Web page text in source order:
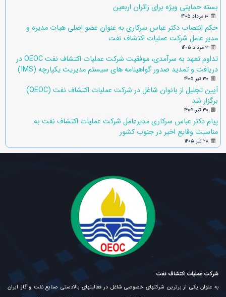
بسته حمایتی ویژه برای زائران اربعین
۱۰ مرداد ۱۴۰۵
حکم انتصاب دکتر عباس سرکاری به عنوان عضو اصلی هیات مدیره و
مدیر عامل شرکت عملیات اکتشاف نفت
۳ مرداد ۱۴۰۵
تداوم تعهد به سرآمدی، موفقیت شرکت عملیات اکتشاف نفت OEOC در
دریافت و تمدید صدور گواهینامه های سیستم مدیریت یکپارچه (IMS)
۳۰ تیر ۱۴۰۵
آیین تجلیل از بانوان شاغل در شرکت عملیات اکتشاف نفت (OEOC)
برگزار شد
۳۰ تیر ۱۴۰۵
پیام دکتر عباس سرکاری مدیرعامل شرکت عملیات اکتشاف نفت به
مناسبت وقایع اخیر در جنوب کشور
۲۸ تیر ۱۴۰۵
شرکت عملیات اکتشاف نفت
به عنوان یکی از برترین شرکتهای خصوصی شاغل در فعالیتهای بالادستی صنایع نفت و گاز ایران